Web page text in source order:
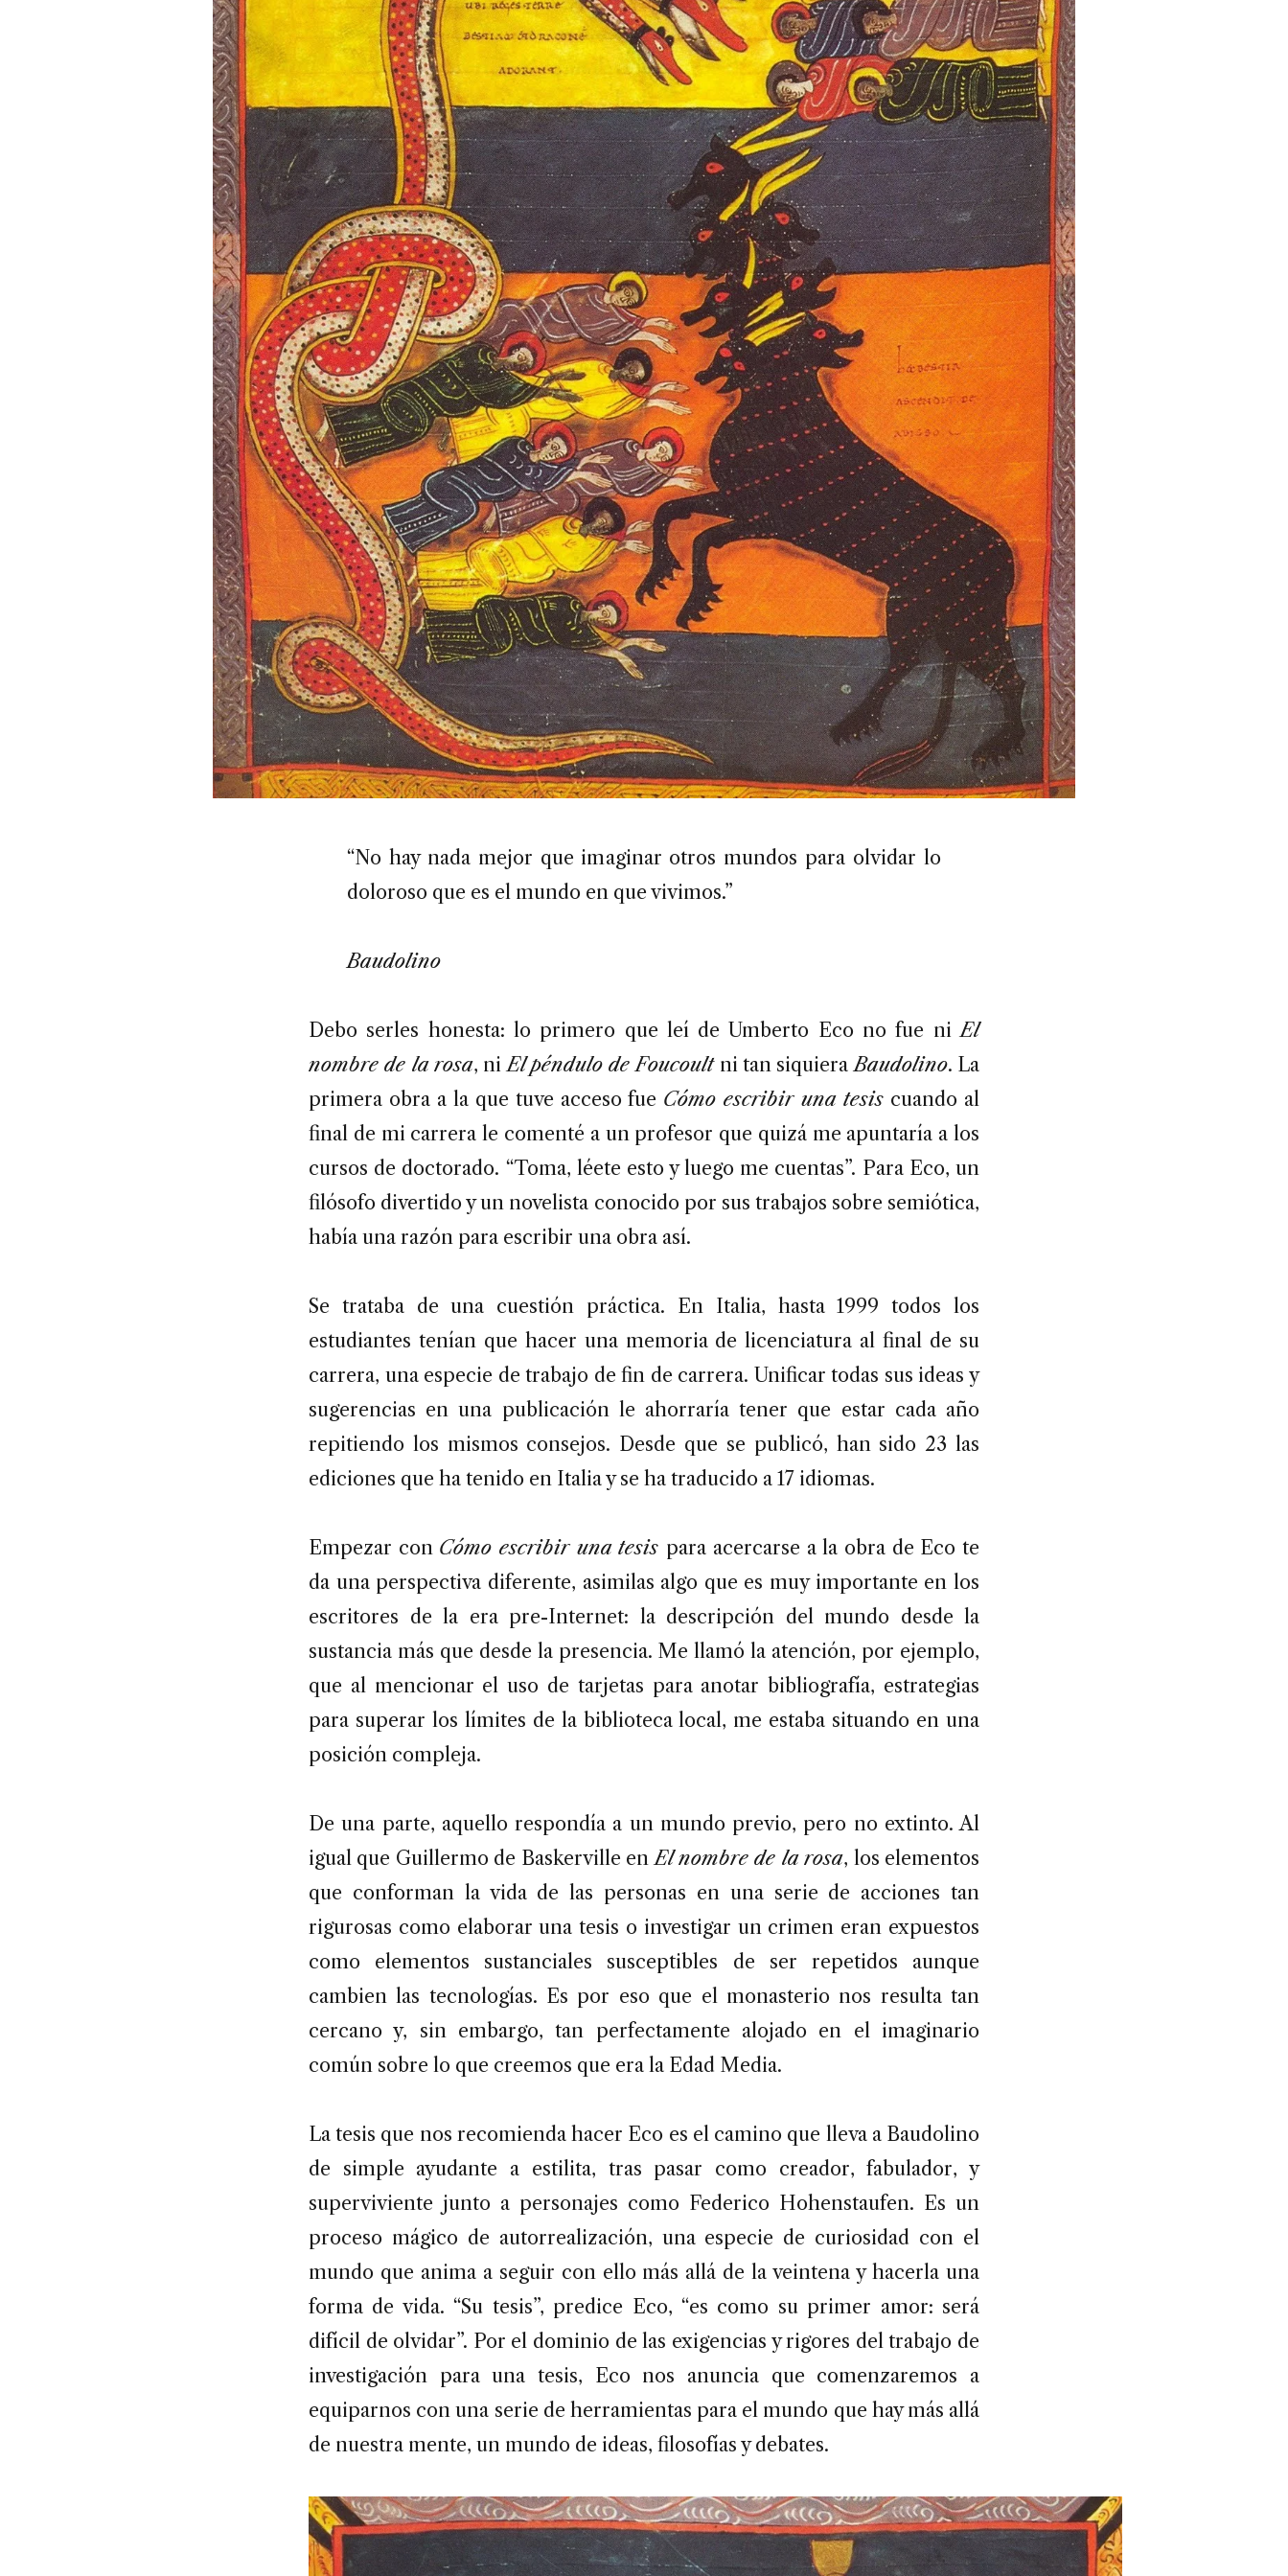
“No hay nada mejor que imaginar otros mundos para olvidar lo
doloroso que es el mundo en que vivimos.”
Baudolino
Debo serles honesta: lo primero que leí de Umberto Eco no fue niEl
nombre de la rosa, niEl péndulo de Foucoultni tan siquieraBaudolino. La
primera obra a la que tuve acceso fue Cómo escribir una tesis cuando al
final de mi carrera le comenté a un profesor que quizá me apuntaría a los
cursos de doctorado. “Toma, léete esto y luego me cuentas”. Para Eco, un
filósofo divertido y un novelista conocido por sus trabajos sobre semiótica,
había una razón para escribir una obra así.
Se trataba de una cuestión práctica. En Italia, hasta 1999 todos los
estudiantes tenían que hacer una memoria de licenciatura al final de su
carrera, una especie de trabajo de fin de carrera. Unificar todas sus ideas y
sugerencias en una publicación le ahorraría tener que estar cada año
repitiendo los mismos consejos. Desde que se publicó, han sido 23 las
ediciones que ha tenido en Italia y se ha traducido a 17 idiomas.
Empezar con Cómo escribir una tesis para acercarse a la obra de Eco te
da una perspectiva diferente, asimilas algo que es muy importante en los
escritores de la era pre-Internet: la descripción del mundo desde la
sustancia más que desde la presencia. Me llamó la atención, por ejemplo,
que al mencionar el uso de tarjetas para anotar bibliografía, estrategias
para superar los límites de la biblioteca local, me estaba situando en una
posición compleja.
De una parte, aquello respondía a un mundo previo, pero no extinto. Al
igual que Guillermo de Baskerville enEl nombre de la rosa, los elementos
que conforman la vida de las personas en una serie de acciones tan
rigurosas como elaborar una tesis o investigar un crimen eran expuestos
como elementos sustanciales susceptibles de ser repetidos aunque
cambien las tecnologías. Es por eso que el monasterio nos resulta tan
cercano y, sin embargo, tan perfectamente alojado en el imaginario
común sobre lo que creemos que era la Edad Media.
La tesis que nos recomienda hacer Eco es el camino que lleva a Baudolino
de simple ayudante a estilita, tras pasar como creador, fabulador, y
superviviente junto a personajes como Federico Hohenstaufen. Es un
proceso mágico de autorrealización, una especie de curiosidad con el
mundo que anima a seguir con ello más allá de la veintena y hacerla una
forma de vida. “Su tesis”, predice Eco, “es como su primer amor: será
difícil de olvidar”. Por el dominio de las exigencias y rigores del trabajo de
investigación para una tesis, Eco nos anuncia que comenzaremos a
equiparnos con una serie de herramientas para el mundo que hay más allá
de nuestra mente, un mundo de ideas, filosofías y debates.